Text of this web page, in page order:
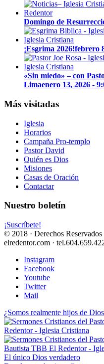
Domingo de
¡Esgrima 2026!febrero
«Sin miedo» – con
Limaenero 13, 2026 -
Más visitadas
Iglesia
Horarios
Campaña Pro-templo
Pastor David
Quién es Dios
Misiones
Casas de Oración
Contactar
Nuestro boletín
¡Suscríbete!
© 2018 · Derechos
elredentor.com ·
Instagram
Facebook
Youtube
Twitter
Mail
¿Somos realmente hijos de
El único Dios verdadero